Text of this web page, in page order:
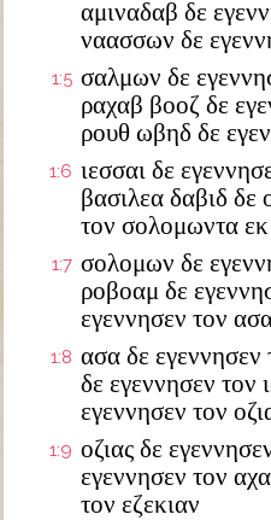
αμιναδαβ δε
ναασσων δε
1:5 σαλμων δε
ραχαβ βοοζ δε
ρουθ ωβηδ δε
1:6 ιεσσαι δε
βασιλεα δαβιδ δε
τον σολομωντα εκ
1:7 σολομων δε
ροβοαμ δε
εγεννησεν τον
1:8 ασα δε
δε εγεννησεν τον
εγεννησεν τον
1:9 οζιας δε
εγεννησεν τον
τον εζεκιαν